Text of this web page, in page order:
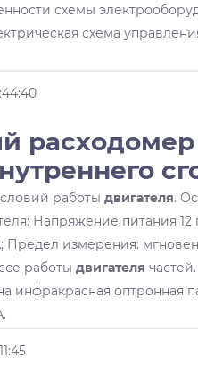
схемы
схема
работы двигателя.
Напряжение питания 12
измерения:
работы двигателя
инфракрасная оптронная